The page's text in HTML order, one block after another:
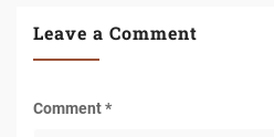
Leave a Comment
Comment*